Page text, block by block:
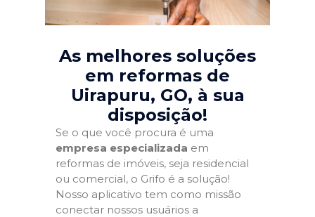
As melhores soluções
em reformas de
Uirapuru, GO, à sua
disposição!
Se o que você procura é uma
empresa especializada em
reformas de imóveis, seja residencial
ou comercial, o Grifo é a solução!
Nosso aplicativo tem como missão
conectar nossos usuários a